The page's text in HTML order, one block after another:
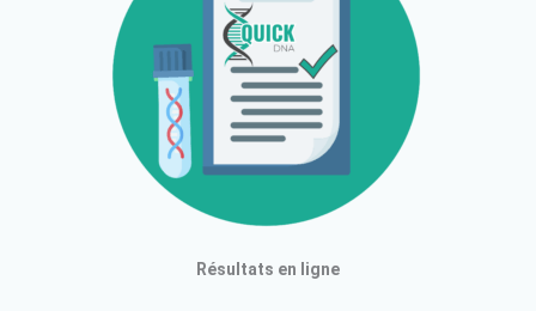
Résultats en ligne